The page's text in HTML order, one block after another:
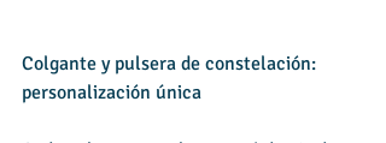
Colgante y pulsera de constelación:
personalización única